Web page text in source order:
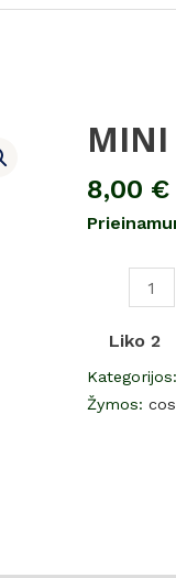
MINI
8,00 €
produkto
MINI
“COSMOS”
NR.
6,
6
Liko 2
Kategorijos:
Žymos: